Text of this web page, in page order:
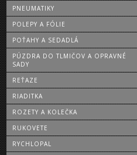
PNEUMATIKY
POLEPY A FÓLIE
POŤAHY A SEDADLÁ
PÚZDRA DO TLMIČOV A OPRAVNÉ
SADY
REŤAZE
RIADITKA
ROZETY A KOLEČKA
RUKOVETE
RYCHLOPAL